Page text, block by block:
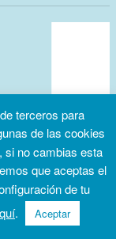
terceros para
de las cookies
si no cambias esta
que aceptas el
de tu
. Aceptar